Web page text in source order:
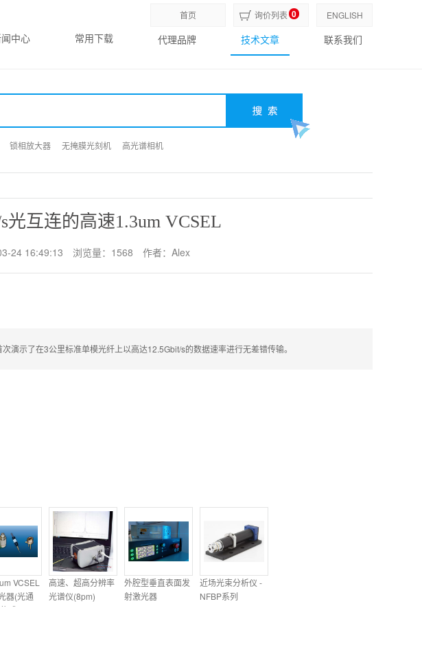
ENGLISH
询价列表 0
首页
中心 常用下载 代理品牌 技术文章 联系我们
锁相放大器 无掩膜光刻机 高光谱相机
锁相放大器 无掩膜光刻机 高光谱相机
锁相放大器 无掩膜光刻机 高光谱相机
光互连的高速1.3um VCSEL
24 16:49:13 浏览量：1568 作者：Alex
演示了在3公里标准单模光纤上以高达12.5Gbit/s的数据速率进行无差错传输。
VCSEL
器(光通
感)
高速、超高分辨率
光谱仪(8pm)
外腔型垂直表面发
射激光器
近场光束分析仪 -
NFBP系列